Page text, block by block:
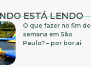
ESTÁ LENDO
O que fazer no fim de
semana em São
Paulo? – por bor.ai